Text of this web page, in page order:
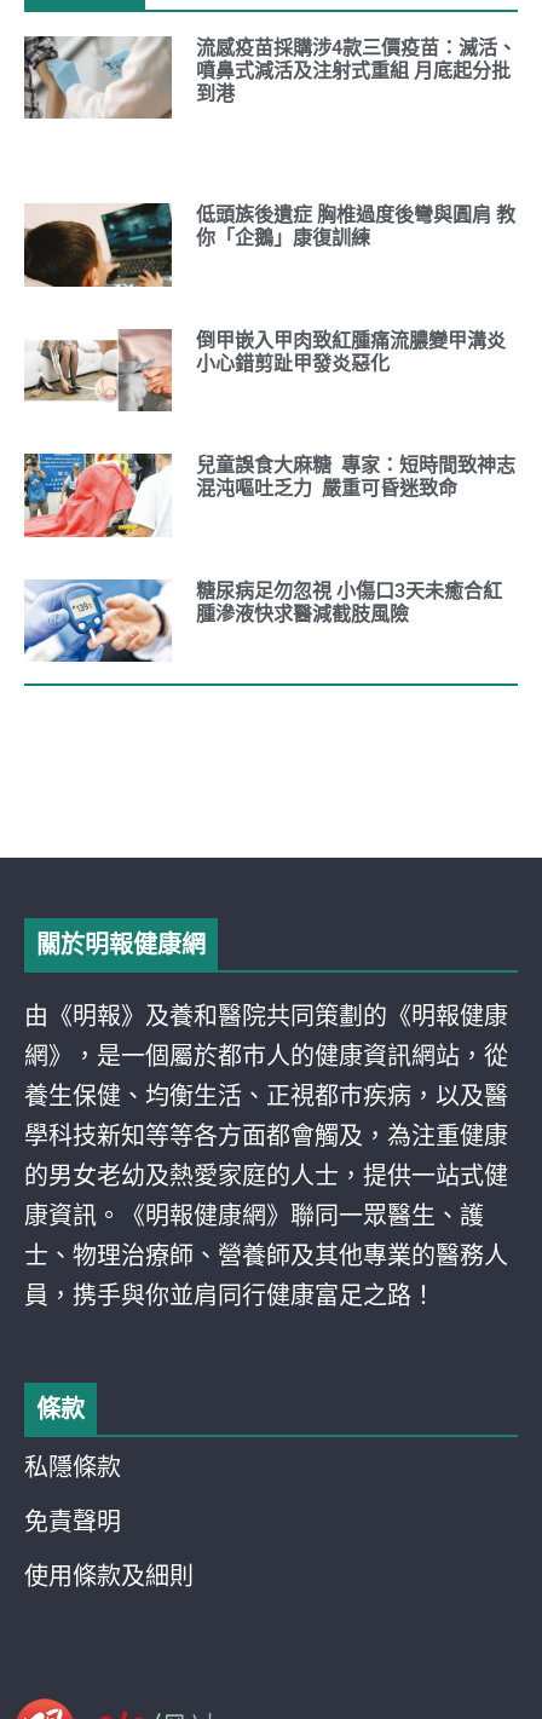
流感疫苗採購涉4款三價疫苗：滅活、
噴鼻式減活及注射式重組 月底起分批
到港
低頭族後遺症 胸椎過度後彎與圓肩 教
你「企鵝」康復訓練
倒甲嵌入甲肉致紅腫痛流膿變甲溝炎
小心錯剪趾甲發炎惡化
兒童誤食大麻糖 專家：短時間致神志
混沌嘔吐乏力 嚴重可昏迷致命
糖尿病足勿忽視 小傷口3天未癒合紅
腫滲液快求醫減截肢風險
關於明報健康網
由《明報》及養和醫院共同策劃的《明報健康
網》，是一個屬於都巿人的健康資訊網站，從
養生保健、均衡生活、正視都巿疾病，以及醫
學科技新知等等各方面都會觸及，為注重健康
的男女老幼及熱愛家庭的人士，提供一站式健
康資訊。《明報健康網》聯同一眾醫生、護
士、物理治療師、營養師及其他專業的醫務人
員，携手與你並肩同行健康富足之路！
條款
私隱條款
免責聲明
使用條款及細則